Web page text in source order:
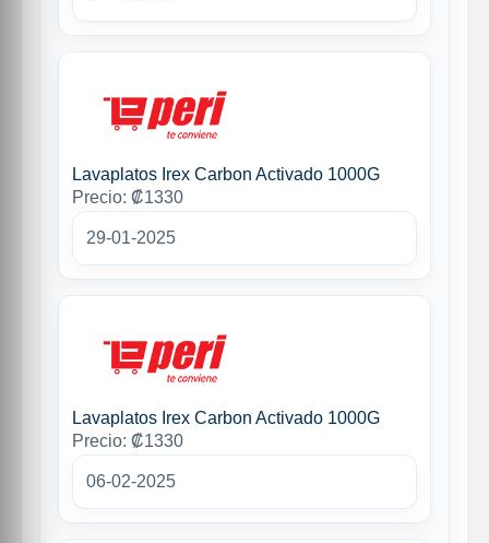
Lavaplatos Irex Carbon Activado 1000G
Precio: ₡1330
29-01-2025
Lavaplatos Irex Carbon Activado 1000G
Precio: ₡1330
06-02-2025